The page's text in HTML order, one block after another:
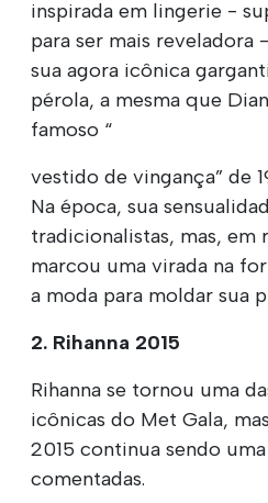
inspirada em lingerie -
para ser mais
sua agora icônica
pérola, a mesma que
famoso “
vestido de vingança” de
Na época, sua
tradicionalistas, mas, em
marcou uma virada na
a moda para moldar sua
2. Rihanna 2015
Rihanna se tornou uma
icônicas do Met Gala,
2015 continua sendo
comentadas.